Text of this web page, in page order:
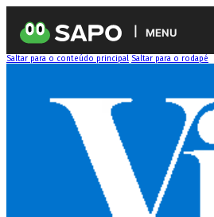
MENU
Saltar para o conteúdo principal Saltar para o rodapé